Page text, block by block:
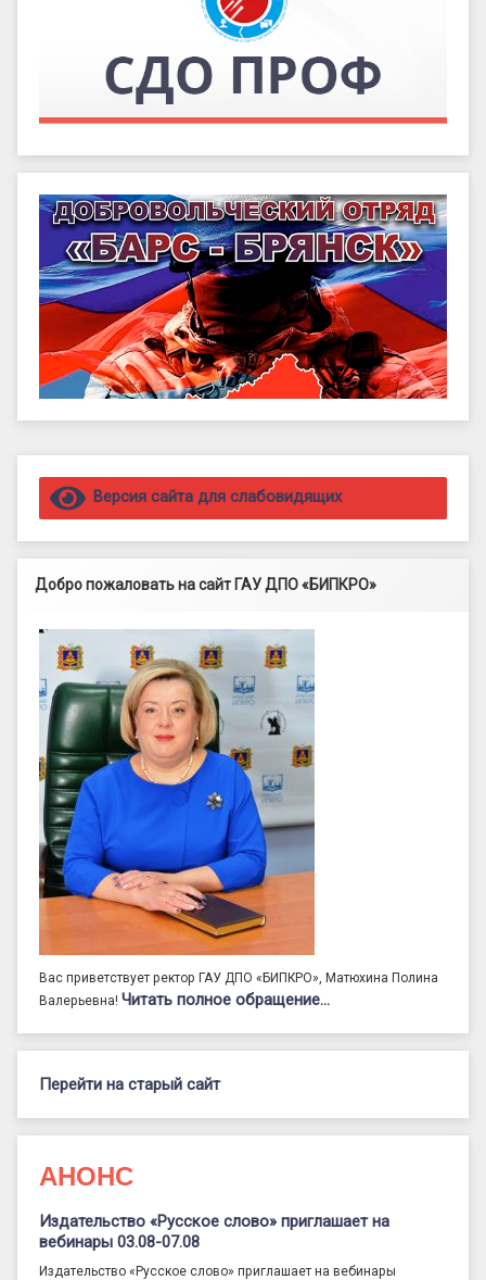
Правый сайдбар
Версия сайта для слабовидящих
Добро пожаловать на сайт ГАУ ДПО «БИПКРО»
Вас приветствует ректор ГАУ ДПО «БИПКРО», Матюхина Полина
Валерьевна! Читать полное обращение…
Перейти на старый сайт
АНОНС
Издательство «Русское слово» приглашает на
вебинары 03.08-07.08
Издательство «Русское слово» приглашает на вебинары